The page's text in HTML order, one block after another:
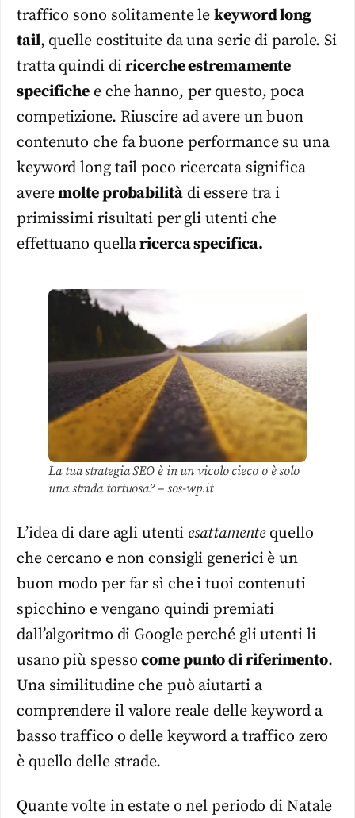
traffico sono solitamente lekeyword long
tail, quelle costituite da una serie di parole. Si
tratta quindi diricerche estremamente
specifiche e che hanno, per questo, poca
competizione. Riuscire ad avere un buon
contenuto che fa buone performance su una
keyword long tail poco ricercata significa
averemolte probabilitàdi essere tra i
primissimi risultati per gli utenti che
effettuano quellaricerca specifica.
La tua strategia SEO è in un vicolo cieco o è solo
una strada tortuosa? – sos-wp.it
L’idea di dare agli utenti esattamentequello
che cercano e non consigli generici è un
buon modo per far sì che i tuoi contenuti
spicchino e vengano quindi premiati
dall’algoritmo di Google perché gli utenti li
usano più spessocome punto di riferimento.
Una similitudine che può aiutarti a
comprendere il valore reale delle keyword a
basso traffico o delle keyword a traffico zero
è quello delle strade.
Quante volte in estate o nel periodo di Natale